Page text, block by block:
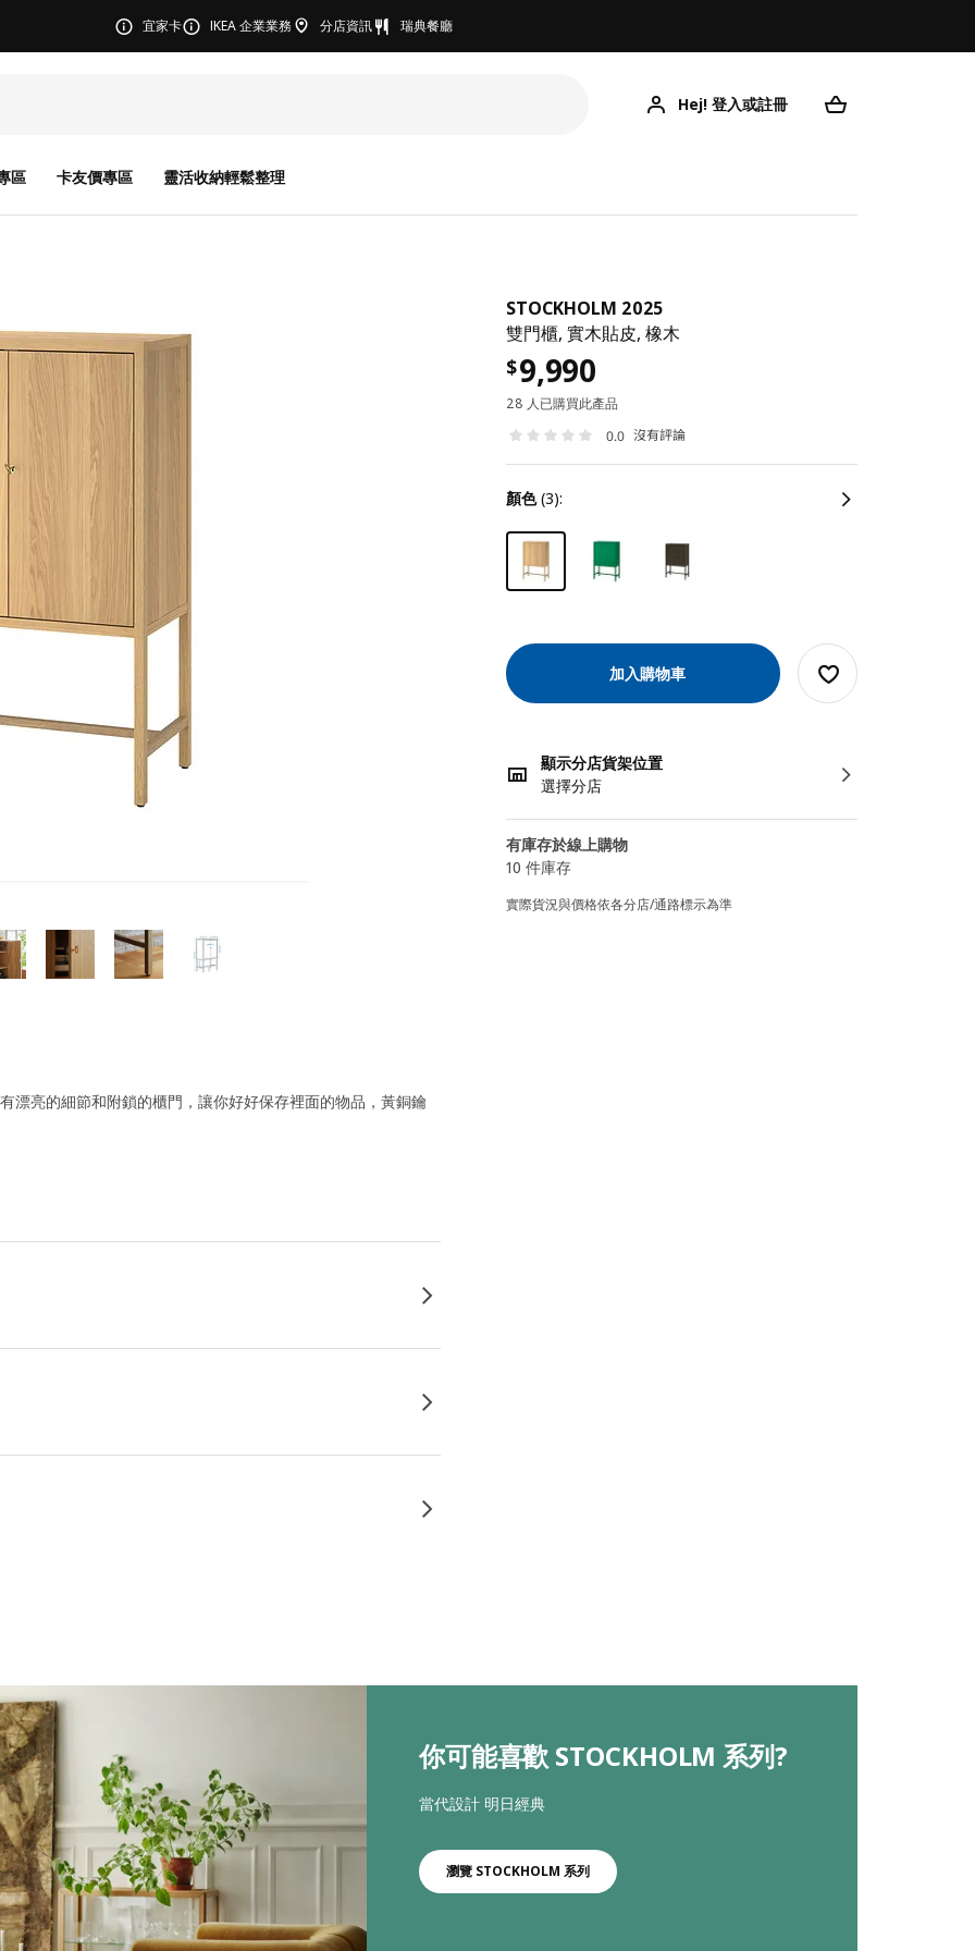
宜家卡 IKEA 企業業務 分店資訊 瑞典餐廳
Hej! 登入或註冊
區 卡友價專區 靈活收納輕鬆整理
STOCKHOLM 2025
雙門櫃, 實木貼皮, 橡木
$9,990
28 人已購買此產品
0.0 沒有評論
顏色(3):
加入購物車
顯示分店貨架位置
選擇分店
有庫存於線上購物
10 件庫存
實際貨況與價格依各分店/通路標示為準
漂亮的細節和附鎖的櫃門，讓你好好保存裡面的物品，黃銅鑰
你可能喜歡 STOCKHOLM 系列?
當代設計 明日經典
瀏覽 STOCKHOLM 系列